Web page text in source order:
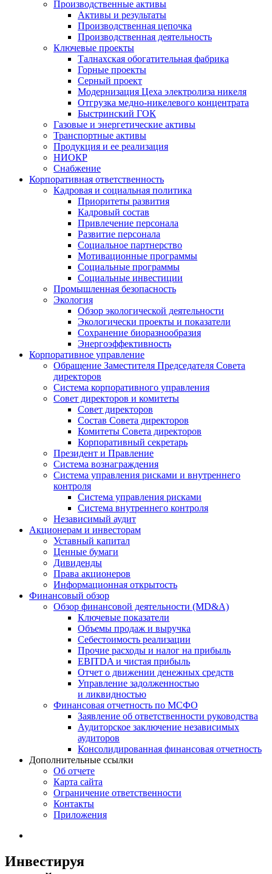
Производственные активы
Активы и результаты
Производственная цепочка
Производственная деятельность
Ключевые проекты
Талнахская обогатительная фабрика
Горные проекты
Серный проект
Модернизация Цеха электролиза никеля
Отгрузка медно-никелевого концентрата
Быстринский ГОК
Газовые и энергетические активы
Транспортные активы
Продукция и ее реализация
НИОКР
Снабжение
Корпоративная ответственность
Кадровая и социальная политика
Приоритеты развития
Кадровый состав
Привлечение персонала
Развитие персонала
Социальное партнерство
Мотивационные программы
Социальные программы
Социальные инвестиции
Промышленная безопасность
Экология
Обзор экологической деятельности
Экологически проекты и показатели
Сохранение биоразнообразия
Энергоэффективность
Корпоративное управление
Обращение Заместителя Председателя Совета
директоров
Система корпоративного управления
Совет директоров и комитеты
Совет директоров
Состав Совета директоров
Комитеты Совета директоров
Корпоративный секретарь
Президент и Правление
Система вознаграждения
Система управления рисками и внутреннего
контроля
Система управления рисками
Система внутреннего контроля
Независимый аудит
Акционерам и инвесторам
Уставный капитал
Ценные бумаги
Дивиденды
Права акционеров
Информационная открытость
Финансовый обзор
Обзор финансовой деятельности (MD&A)
Ключевые показатели
Объемы продаж и выручка
Себестоимость реализации
Прочие расходы и налог на прибыль
EBITDA и чистая прибыль
Отчет о движении денежных средств
Управление задолженностью
и ликвидностью
Финансовая отчетность по МСФО
Заявление об ответственности руководства
Аудиторское заключение независимых
аудиторов
Консолидированная финансовая отчетность
Дополнительные ссылки
Об отчете
Карта сайта
Ограничение ответственности
Контакты
Приложения
Инвестируя